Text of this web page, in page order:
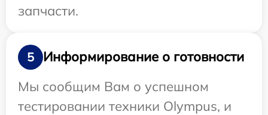
запчасти.
5
Информирование о готовности
Мы сообщим Вам о успешном
тестировании техники Olympus, и